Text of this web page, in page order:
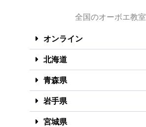
全国のオーボエ教室
オンライン
北海道
青森県
岩手県
宮城県